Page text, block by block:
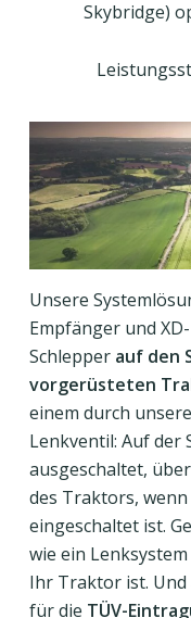
Skybridge)
Unsere
Empfänger und
Schlepper auf den
vorgerüsteten
einem durch
Lenkventil: Auf der
ausgeschaltet,
des Traktors, wenn
eingeschaltet ist.
wie ein
Ihr Traktor ist.
für die TÜV-